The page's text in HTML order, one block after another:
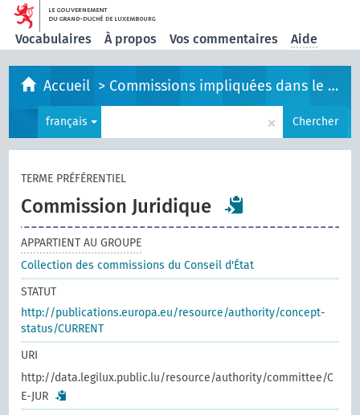
Vocabulaires À propos Vos commentaires Aide
Accueil > Commissions impliquées dans le processus législatif
français × Chercher
TERME PRÉFÉRENTIEL
Commission Juridique
APPARTIENT AU GROUPE
Collection des commissions du Conseil d'État
STATUT
http://publications.europa.eu/resource/authority/concept-
status/CURRENT
URI
http://data.legilux.public.lu/resource/authority/committee/C
E-JUR